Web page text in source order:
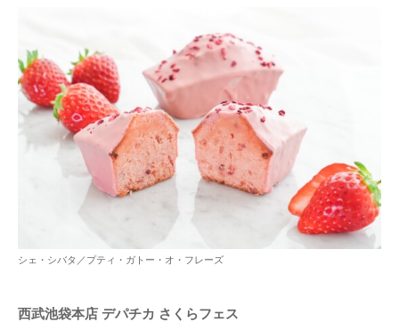
シェ・シバタ／プティ・ガトー・オ・フレーズ
西武池袋本店 デパチカ さくらフェス